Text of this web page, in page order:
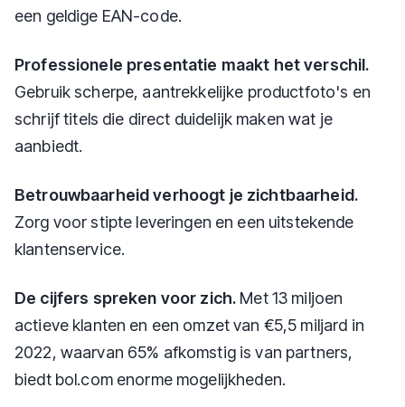
een geldige EAN-code.
Professionele presentatie maakt het verschil.
Gebruik scherpe, aantrekkelijke productfoto's en
schrijf titels die direct duidelijk maken wat je
aanbiedt.
Betrouwbaarheid verhoogt je zichtbaarheid.
Zorg voor stipte leveringen en een uitstekende
klantenservice.
De cijfers spreken voor zich. Met 13 miljoen
actieve klanten en een omzet van €5,5 miljard in
2022, waarvan 65% afkomstig is van partners,
biedt bol.com enorme mogelijkheden.